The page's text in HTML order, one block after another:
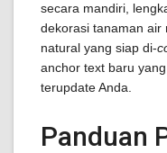
secara mandiri,
dekorasi tanaman air
natural yang siap di-
anchor text baru
terupdate Anda.
Panduan